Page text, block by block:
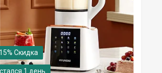
1 день